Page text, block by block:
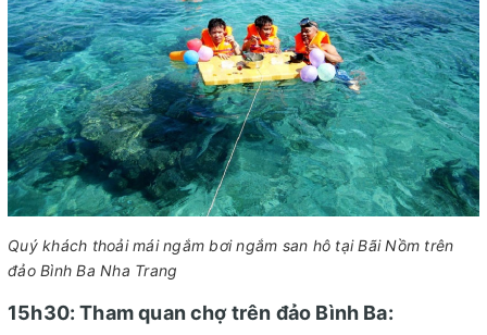
Quý khách thoải mái ngắm bơi ngắm san hô tại Bãi Nồm trên
đảo Bình Ba Nha Trang
15h30: Tham quan chợ trên đảo Bình Ba: